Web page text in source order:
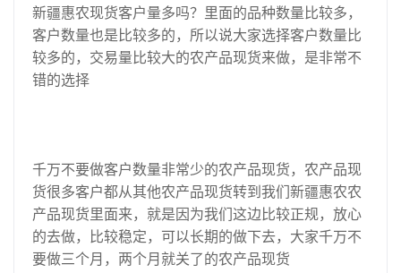
新疆惠农现货客户量多吗？里面的品种数量比较多，
客户数量也是比较多的，所以说大家选择客户数量比
较多的，交易量比较大的农产品现货来做，是非常不
错的选择
千万不要做客户数量非常少的农产品现货，农产品现
货很多客户都从其他农产品现货转到我们新疆惠农农
产品现货里面来，就是因为我们这边比较正规，放心
的去做，比较稳定，可以长期的做下去，大家千万不
要做三个月，两个月就关了的农产品现货